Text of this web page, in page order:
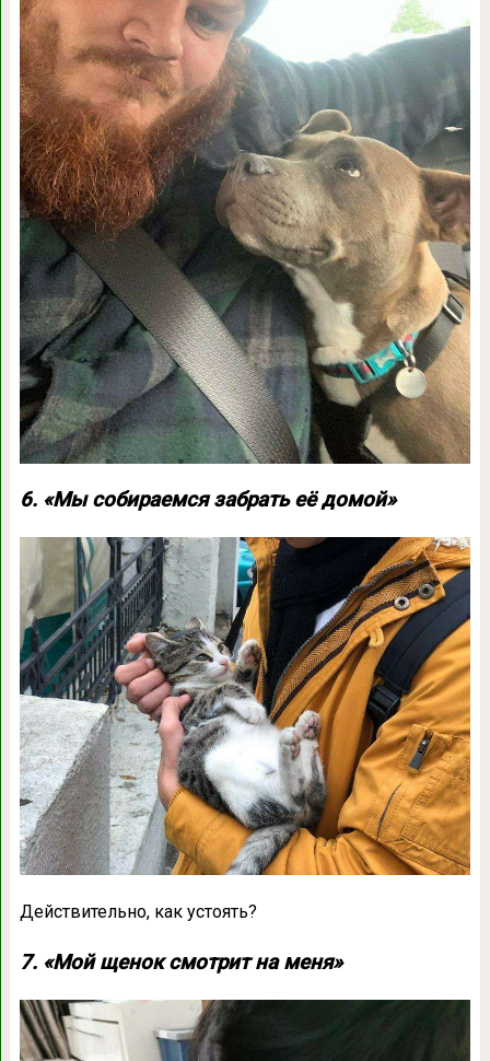
6. «Мы собираемся забрать её домой»
Действительно, как устоять?
7. «Мой щенок смотрит на меня»